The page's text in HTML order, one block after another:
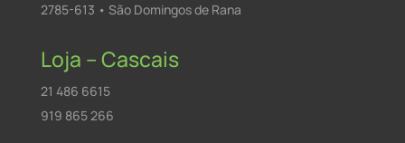
2785-613 • São Domingos de Rana
Loja – Cascais
21 486 6615
919 865 266